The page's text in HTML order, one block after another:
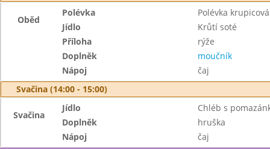
Oběd
Polévka
Polévka krupicová
Jídlo
Krůtí soté
Příloha
rýže
Doplněk
moučník
Nápoj
čaj
Svačina (14:00 - 15:00)
Svačina
Jídlo
Chléb s
Doplněk
hruška
Nápoj
čaj